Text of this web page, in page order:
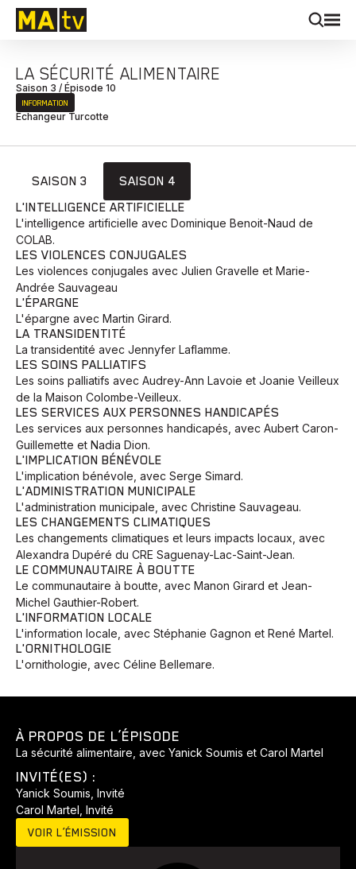
Animaux Avenir Bingo Communauté Culture
LA SÉCURITÉ ALIMENTAIRE
Saison 3 / Épisode 10
INFORMATION
Échangeur Turcotte
SAISON 3
SAISON 4
L'INTELLIGENCE ARTIFICIELLE
L'intelligence artificielle avec Dominique Benoit-Naud de
COLAB.
LES VIOLENCES CONJUGALES
Les violences conjugales avec Julien Gravelle et Marie-
Andrée Sauvageau
L'ÉPARGNE
L'épargne avec Martin Girard.
LA TRANSIDENTITÉ
La transidentité avec Jennyfer Laflamme.
LES SOINS PALLIATIFS
Les soins palliatifs avec Audrey-Ann Lavoie et Joanie Veilleux
de la Maison Colombe-Veilleux.
LES SERVICES AUX PERSONNES HANDICAPÉS
Les services aux personnes handicapés, avec Aubert Caron-
Guillemette et Nadia Dion.
L'IMPLICATION BÉNÉVOLE
L'implication bénévole, avec Serge Simard.
L'ADMINISTRATION MUNICIPALE
L'administration municipale, avec Christine Sauvageau.
LES CHANGEMENTS CLIMATIQUES
Les changements climatiques et leurs impacts locaux, avec
Alexandra Dupéré du CRE Saguenay-Lac-Saint-Jean.
LE COMMUNAUTAIRE À BOUTTE
Le communautaire à boutte, avec Manon Girard et Jean-
Michel Gauthier-Robert.
L'INFORMATION LOCALE
L'information locale, avec Stéphanie Gagnon et René Martel.
L'ORNITHOLOGIE
L'ornithologie, avec Céline Bellemare.
À PROPOS DE L’ÉPISODE
La sécurité alimentaire, avec Yanick Soumis et Carol Martel
INVITÉ(ES) :
Yanick Soumis, Invité
Carol Martel, Invité
VOIR L’ÉMISSION